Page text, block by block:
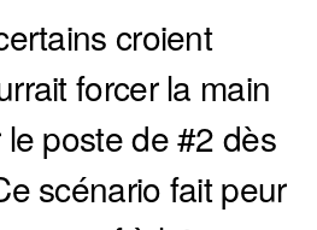
croient
forcer la main
poste de #2 dès
scénario fait peur